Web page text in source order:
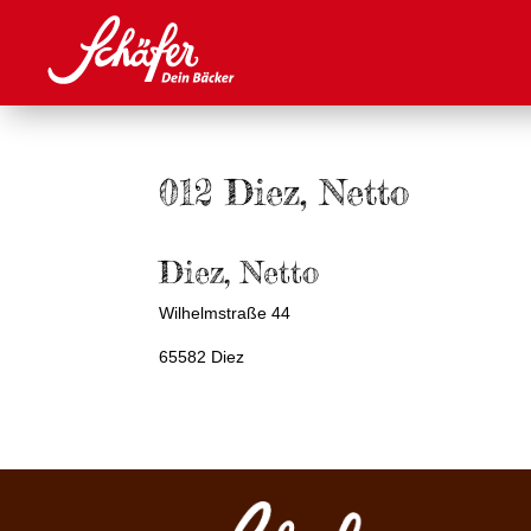
012 Diez, Netto
Diez, Netto
Wilhelmstraße 44
65582 Diez